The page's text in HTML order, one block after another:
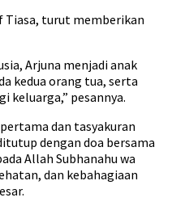
Tiasa, turut memberikan
Arjuna menjadi anak
kedua orang tua, serta
keluarga,” pesannya.
dan tasyakuran
dengan doa bersama
Allah Subhanahu wa
dan kebahagiaan